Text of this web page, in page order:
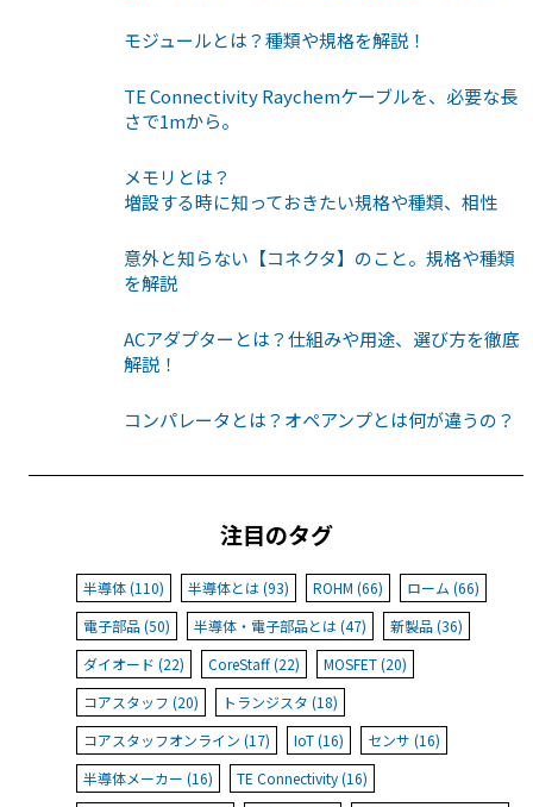
モジュールとは？種類や規格を解説！
TE Connectivity Raychemケーブルを、必要な長
さで1mから。
メモリとは？
増設する時に知っておきたい規格や種類、相性
意外と知らない【コネクタ】のこと。規格や種類
を解説
ACアダプターとは？仕組みや用途、選び方を徹底
解説！
コンパレータとは？オペアンプとは何が違うの？
注目のタグ
半導体 (110) 半導体とは (93) ROHM (66)
ローム (66)
電子部品 (50)
半導体・電子部品とは (47)
新製品 (36)
ダイオード (22)
CoreStaff (22)
MOSFET (20)
コアスタッフ (20)
トランジスタ (18)
コアスタッフオンライン (17)
IoT (16)
センサ (16)
半導体メーカー (16)
TE Connectivity (16)